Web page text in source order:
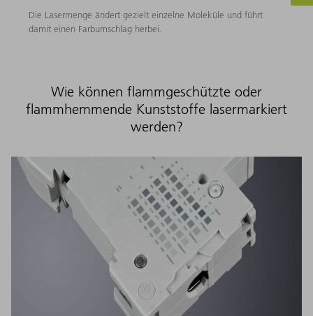
Die Lasermenge ändert gezielt einzelne Moleküle und führt
damit einen Farbumschlag herbei.
Wie können flammgeschützte oder
flammhemmende Kunststoffe lasermarkiert
werden?